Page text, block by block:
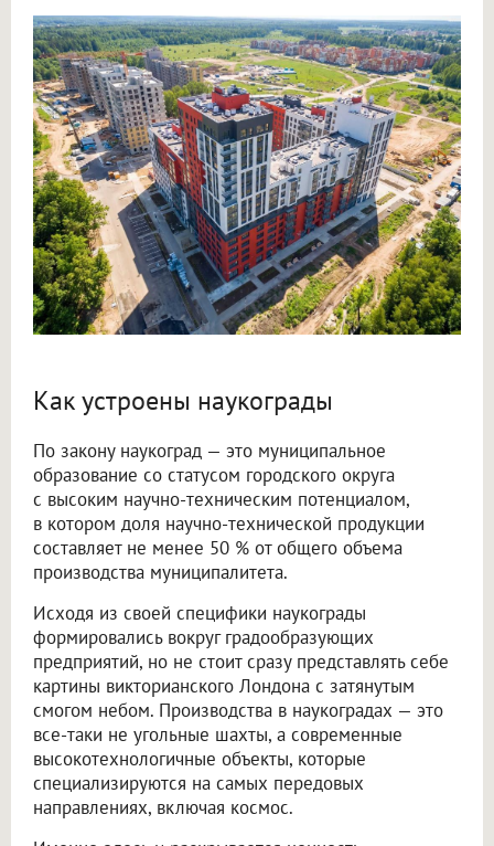
Как устроены наукограды
По закону наукоград — это муниципальное
образование со статусом городского округа
с высоким научно-техническим потенциалом,
в котором доля научно-технической продукции
составляет не менее 50 % от общего объема
производства муниципалитета.
Исходя из своей специфики наукограды
формировались вокруг градообразующих
предприятий, но не стоит сразу представлять себе
картины викторианского Лондона с затянутым
смогом небом. Производства в наукоградах — это
все-таки не угольные шахты, а современные
высокотехнологичные объекты, которые
специализируются на самых передовых
направлениях, включая космос.